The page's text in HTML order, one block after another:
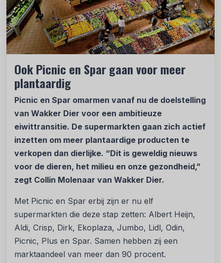
Ook Picnic en Spar gaan voor meer
plantaardig
Picnic en Spar omarmen vanaf nu de doelstelling
van Wakker Dier voor een ambitieuze
eiwittransitie. De supermarkten gaan zich actief
inzetten om meer plantaardige producten te
verkopen dan dierlijke. “Dit is geweldig nieuws
voor de dieren, het milieu en onze gezondheid,”
zegt Collin Molenaar van Wakker Dier.
Met Picnic en Spar erbij zijn er nu elf
supermarkten die deze stap zetten: Albert Heijn,
Aldi, Crisp, Dirk, Ekoplaza, Jumbo, Lidl, Odin,
Picnic, Plus en Spar. Samen hebben zij een
marktaandeel van meer dan 90 procent.